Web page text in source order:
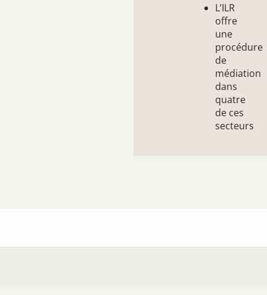
L’ILR
offre
une
procédure
de
médiation
dans
quatre
de ces
secteurs